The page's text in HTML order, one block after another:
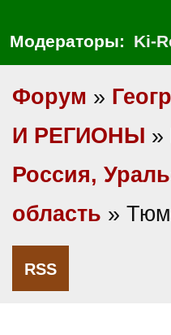
Модераторы: Ki-
Форум »
И РЕГИОНЫ »
Россия,
область »
RSS